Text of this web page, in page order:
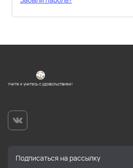
Учите и учитесь с удовольствием!